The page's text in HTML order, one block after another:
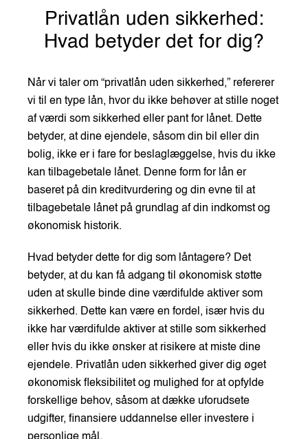
Privatlån uden sikkerhed:
Hvad betyder det for dig?
Når vi taler om “privatlån uden sikkerhed,” refererer
vi til en type lån, hvor du ikke behøver at stille noget
af værdi som sikkerhed eller pant for lånet. Dette
betyder, at dine ejendele, såsom din bil eller din
bolig, ikke er i fare for beslaglæggelse, hvis du ikke
kan tilbagebetale lånet. Denne form for lån er
baseret på din kreditvurdering og din evne til at
tilbagebetale lånet på grundlag af din indkomst og
økonomisk historik.
Hvad betyder dette for dig som låntagere? Det
betyder, at du kan få adgang til økonomisk støtte
uden at skulle binde dine værdifulde aktiver som
sikkerhed. Dette kan være en fordel, især hvis du
ikke har værdifulde aktiver at stille som sikkerhed
eller hvis du ikke ønsker at risikere at miste dine
ejendele. Privatlån uden sikkerhed giver dig øget
økonomisk fleksibilitet og mulighed for at opfylde
forskellige behov, såsom at dække uforudsete
udgifter, finansiere uddannelse eller investere i